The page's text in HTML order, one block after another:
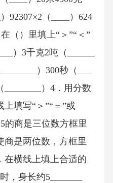
92307×2（____）624
（）里填上“＞”“＜”
）3千克2吨（______
）300秒（___
________）4．用分数
填写“＞”“＝”或
的商是三位数方框里
商是两位数，方框里
在横线上填上合适的
，身长约5_______